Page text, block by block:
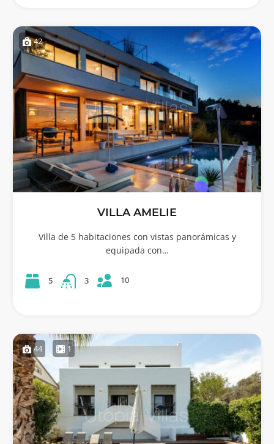
42
VILLA AMELIE
Villa de 5 habitaciones con vistas panorámicas y
equipada con…
5 3 10
44 1